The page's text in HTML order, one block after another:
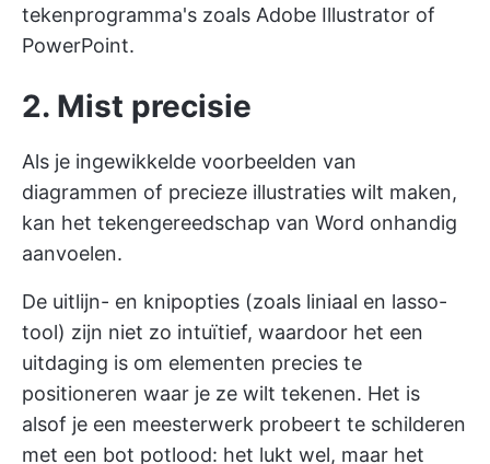
tekenprogramma's zoals Adobe Illustrator of
PowerPoint.
2. Mist precisie
Als je ingewikkelde voorbeelden van
diagrammen of precieze illustraties wilt maken,
kan het tekengereedschap van Word onhandig
aanvoelen.
De uitlijn- en knipopties (zoals liniaal en lasso-
tool) zijn niet zo intuïtief, waardoor het een
uitdaging is om elementen precies te
positioneren waar je ze wilt tekenen. Het is
alsof je een meesterwerk probeert te schilderen
met een bot potlood: het lukt wel, maar het